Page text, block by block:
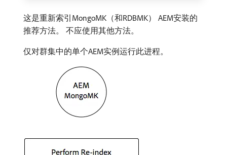
这是重新索引MongoMK（和RDBMK） AEM安装的
推荐方法。 不应使用其他方法。
仅对群集中的单个AEM实例运行此进程。